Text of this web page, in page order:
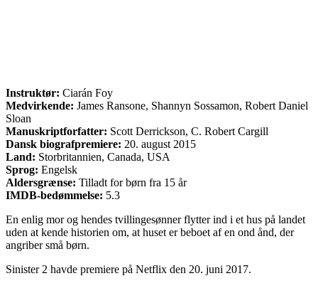
Instruktør: Ciarán Foy
Medvirkende: James Ransone, Shannyn Sossamon, Robert Daniel
Sloan
Manuskriptforfatter: Scott Derrickson, C. Robert Cargill
Dansk biografpremiere: 20. august 2015
Land: Storbritannien, Canada, USA
Sprog: Engelsk
Aldersgrænse: Tilladt for børn fra 15 år
IMDB-bedømmelse: 5.3
En enlig mor og hendes tvillingesønner flytter ind i et hus på landet
uden at kende historien om, at huset er beboet af en ond ånd, der
angriber små børn.
Sinister 2 havde premiere på Netflix den 20. juni 2017.